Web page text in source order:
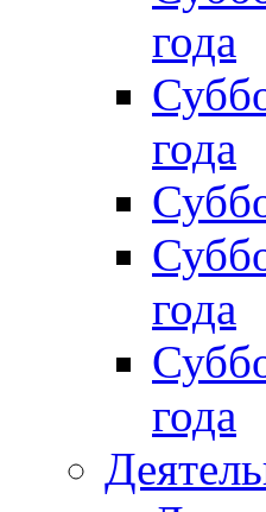
года
года
года
года